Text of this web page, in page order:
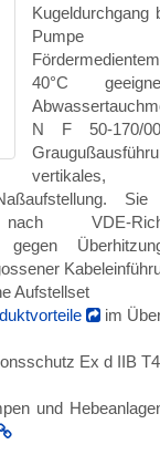
Kugeldurchgang
40°C
N F 50-170/
vertikales,
nach VDE-
gegen
Aufstellset
im
Ex d IIB
und